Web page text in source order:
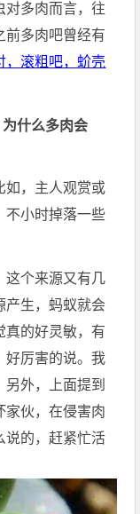
对多肉而言，往
前多肉吧曾经有
，滚粗吧，蚧壳
什么多肉会
如，主人观赏或
不小时掉落一些
这个来源又有几
产生，蚂蚁就会
真的好灵敏，有
好厉害的说。我
外，上面提到
家伙，在侵害肉
说的，赶紧忙活